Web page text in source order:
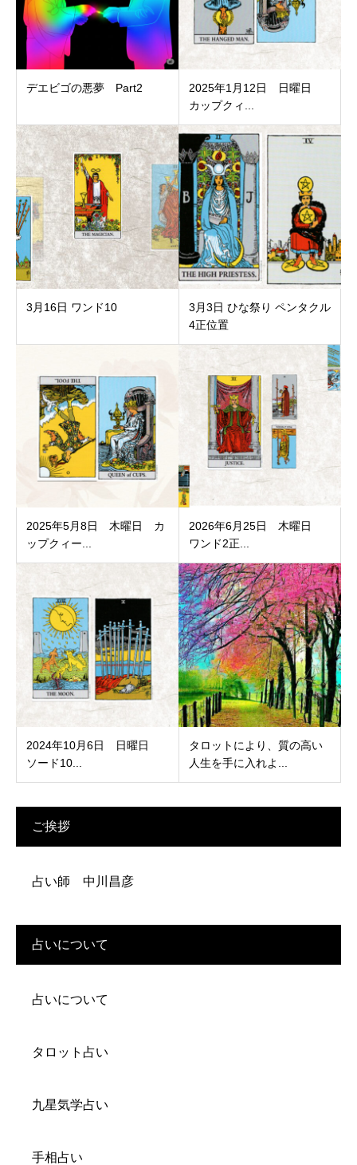
デエビゴの悪夢 Part2
2025年1月12日 日曜日
カップクィ...
3月16日 ワンド10
3月3日 ひな祭り ペンタクル
4正位置
2025年5月8日 木曜日 カ
ップクィー...
2026年6月25日 木曜日
ワンド2正...
2024年10月6日 日曜日
ソード10...
タロットにより、質の高い
人生を手に入れよ...
ご挨拶
占い師 中川昌彦
占いについて
占いについて
タロット占い
九星気学占い
手相占い